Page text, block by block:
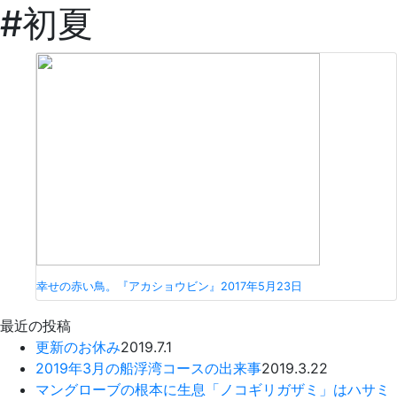
#初夏
幸せの赤い鳥。『アカショウビン』 2017年5月23日
最近の投稿
更新のお休み2019.7.1
2019年3月の船浮湾コースの出来事2019.3.22
マングローブの根本に生息「ノコギリガザミ」はハサミ